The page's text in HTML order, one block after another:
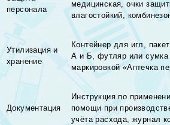
персонала
медицинская, очки
влагостойкий,
Утилизация и
хранение
Контейнер для игл,
А и Б, футляр или сумка
маркировкой «Аптечка
Документация
Инструкция по
помощи при
учёта расхода, журнал